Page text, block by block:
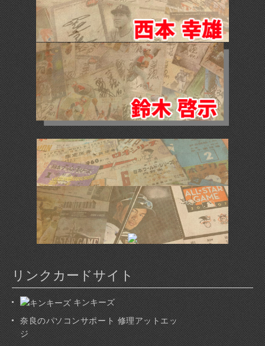
リンクカードサイト
キンキーズ
奈良のパソコンサポート 修理アットエッ
ジ